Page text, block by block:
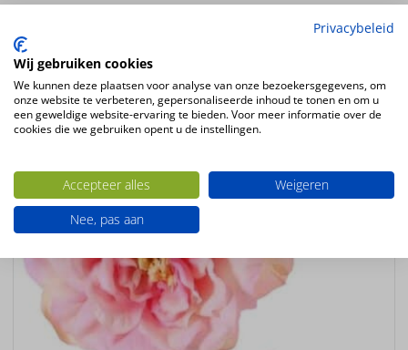
Sedum reperstre
Ook interessant
Privacybeleid
Wij gebruiken cookies
We kunnen deze plaatsen voor analyse van onze bezoekersgegevens, om
onze website te verbeteren, gepersonaliseerde inhoud te tonen en om u
een geweldige website-ervaring te bieden. Voor meer informatie over de
cookies die we gebruiken opent u de instellingen.
Accepteer alles
Weigeren
Nee, pas aan